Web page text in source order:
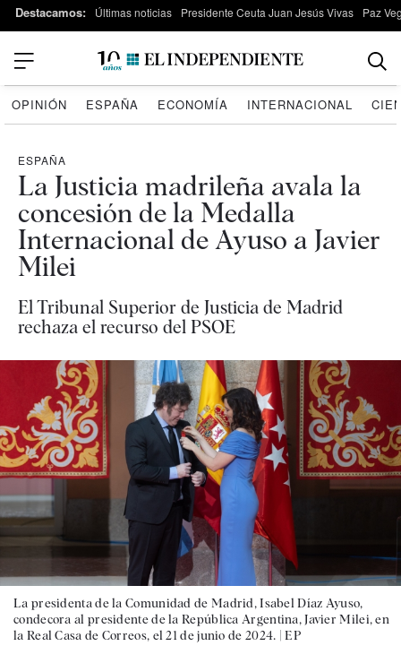
Destacamos: Últimas noticias Presidente Ceuta Juan Jesús Vivas Paz
OPINIÓN ESPAÑA ECONOMÍA INTERNACIONAL
ESPAÑA
La Justicia madrileña avala la
concesión de la Medalla
Internacional de Ayuso a Javier
Milei
El Tribunal Superior de Justicia de Madrid
rechaza el recurso del PSOE
La presidenta de la Comunidad de Madrid, Isabel Díaz Ayuso,
condecora al presidente de la República Argentina, Javier Milei, en
la Real Casa de Correos, el 21 de junio de 2024. |EP